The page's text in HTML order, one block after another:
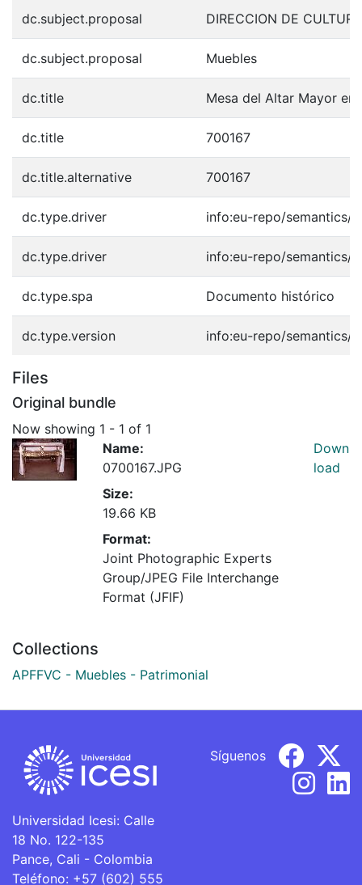
dc.subject.proposal DIRECCION DE
dc.subject.proposal Muebles
dc.title Mesa del Altar Mayor en
dc.title 700167
dc.title.alternative 700167
dc.type.driver info:eu-repo/semantics/
dc.type.driver info:eu-repo/semantics/
dc.type.spa Documento histórico
dc.type.version info:eu-repo/semantics/
Files
Original bundle
Now showing 1 - 1 of 1
Name:
0700167.JPG
Size:
19.66 KB
Format:
Joint Photographic Experts
Group/JPEG File Interchange
Format (JFIF)
Down
load
Collections
APFFVC - Muebles - Patrimonial
Universidad Icesi: Calle
18 No. 122-135
Pance, Cali - Colombia
Teléfono: +57 (602) 555
Síguenos